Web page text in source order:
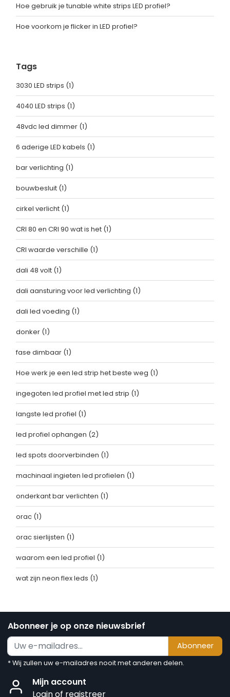
Hoe gebruik je tunable white strips LED profiel?
Hoe voorkom je flicker in LED profiel?
Tags
3030 LED strips (1)
4040 LED strips (1)
48vdc led dimmer (1)
6 aderige LED kabels (1)
bar verlichting (1)
bouwbesluit (1)
cirkel verlicht (1)
CRI 80 en CRI 90 wat is het (1)
CRI waarde verschille (1)
dali 48 volt (1)
dali aansturing voor led verlichting (1)
dali led voeding (1)
donker (1)
fase dimbaar (1)
Hoe werk je een led strip het beste weg (1)
ingegoten led profiel met led strip (1)
langste led profiel (1)
led profiel ophangen (2)
led spots doorverbinden (1)
machinaal ingieten led profielen (1)
onderkant bar verlichten (1)
orac (1)
orac sierlijsten (1)
waarom een led profiel (1)
wat zijn neon flex leds (1)
Abonneer je op onze nieuwsbrief
Abonneer
* Wij zullen uw e-mailadres nooit met anderen delen.
Mijn account
Login of registreer